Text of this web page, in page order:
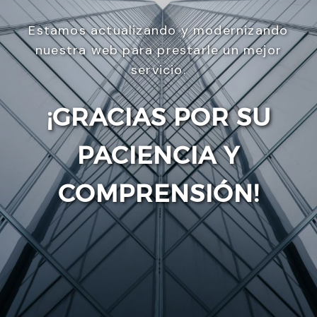
Estamos actualizando y modernizando
nuestra web para prestarle un mejor
servicio.
¡GRACIAS POR SU
PACIENCIA Y
COMPRENSIÓN!
Enviar